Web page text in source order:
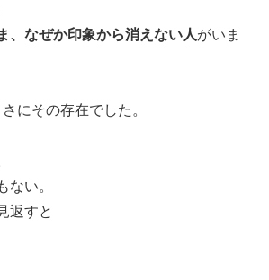
、なぜか印象から消えない人がいま
にその存在でした。
ない。
返すと